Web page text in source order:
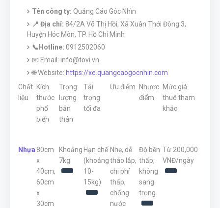
Tên công ty: Quảng Cáo Góc Nhìn
📍 Địa chỉ: 84/2A Võ Thị Hồi, Xã Xuân Thới Đông 3,
Huyện Hóc Môn, TP. Hồ Chí Minh
📞Hotline: 0912502060
📧 Email: info@tovi.vn
🌐 Website: https://xe.quangcaogocnhin.com
Chất
liệu
Kích
thước
phổ
biến
Trọng
lượng
bản
thân
Tải
trọng
tối đa
Ưu điểm
Nhược
điểm
Mức giá
thuê tham
khảo
Nhựa 80cm
x
40cm,
60cm
x
30cm
Khoảng
7kg
Hạn chế
(khoảng
10-
15kg)
Nhẹ, dễ
tháo lắp,
chi phí
thấp,
chống
nước
Độ bền
thấp,
không
sang
trọng
Từ 200,000
VNĐ/ngày